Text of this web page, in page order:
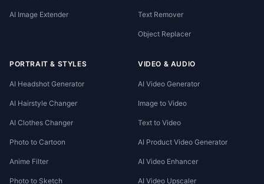
AI Image Extender Text Remover
Object Replacer
PORTRAIT & STYLES
AI Headshot Generator
AI Hairstyle Changer
AI Clothes Changer
Photo to Cartoon
Anime Filter
Photo to Sketch
VIDEO & AUDIO
AI Video Generator
Image to Video
Text to Video
AI Product Video Generator
AI Video Enhancer
AI Video Upscaler